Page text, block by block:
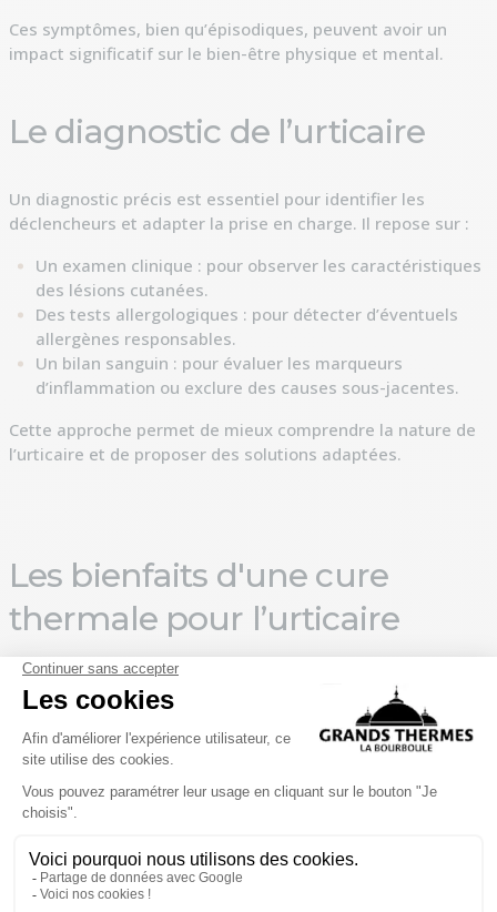
Ces symptômes, bien qu’épisodiques, peuvent avoir un
impact significatif sur le bien-être physique et mental.
Le diagnostic de l’urticaire
Un diagnostic précis est essentiel pour identifier les
déclencheurs et adapter la prise en charge. Il repose sur :
Un examen clinique : pour observer les caractéristiques
des lésions cutanées.
Des tests allergologiques : pour détecter d’éventuels
allergènes responsables.
Un bilan sanguin : pour évaluer les marqueurs
d’inflammation ou exclure des causes sous-jacentes.
Cette approche permet de mieux comprendre la nature de
l’urticaire et de proposer des solutions adaptées.
Les bienfaits d'une cure
thermale pour l’urticaire
La médecine thermale constitue une solution naturelle et
complémentaire pour apaiser et traiter l’urticaire, en
particulier dans ses formes chroniques. Les bienfaits
incluent :
Apaisement des démangeaisons : l’eau thermale aux
prurit.
Réduction des rougeurs et inflammations : les soins
thermaux aident à apaiser la peau et à limiter les